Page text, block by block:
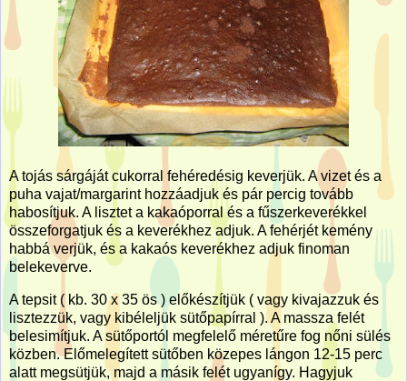
A tojás sárgáját cukorral fehéredésig keverjük. A vizet és a
puha vajat/margarint hozzáadjuk és pár percig tovább
habosítjuk. A lisztet a kakaóporral és a fűszerkeverékkel
összeforgatjuk és a keverékhez adjuk. A fehérjét kemény
habbá verjük, és a kakaós keverékhez adjuk finoman
belekeverve.
A tepsit ( kb. 30 x 35 ös ) előkészítjük ( vagy kivajazzuk és
lisztezzük, vagy kibéleljük sütőpapírral ). A massza felét
belesimítjuk. A sütőportól megfelelő méretűre fog nőni sülés
közben. Előmelegített sütőben közepes lángon 12-15 perc
alatt megsütjük, majd a másik felét ugyanígy. Hagyjuk